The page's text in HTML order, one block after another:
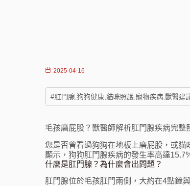
2025-04-16
#肛門腺,狗狗健康,貓咪照護,寵物疾病,獸醫建
毛孩磨屁股？獸醫師解析肛門腺疾病完整
您是否曾看過狗狗在地板上磨屁股，或
顯示，狗狗肛門腺疾病的發生率高達
什麼是肛門腺？為什麼會出問題？
肛門腺位於毛孩肛門兩側，大約在4點鐘